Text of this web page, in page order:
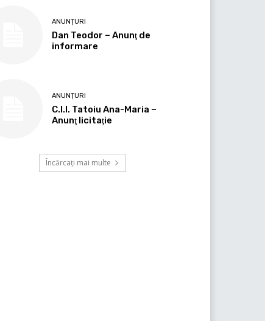
ANUNȚURI
Dan Teodor – Anunţ de
informare
ANUNȚURI
C.I.I. Tatoiu Ana-Maria –
Anunţ licitaţie
Încărcați mai multe